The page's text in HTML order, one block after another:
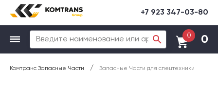
+7 923 347-03-80
0 0
Комтранс Запасные Части / Запасные Части для спецтехники